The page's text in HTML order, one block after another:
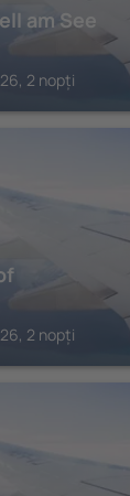
am See
2 nopți
2 nopți